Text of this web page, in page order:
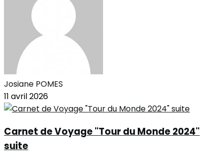
Josiane POMES
11 avril 2026
Carnet de Voyage "Tour du Monde 2024"
suite